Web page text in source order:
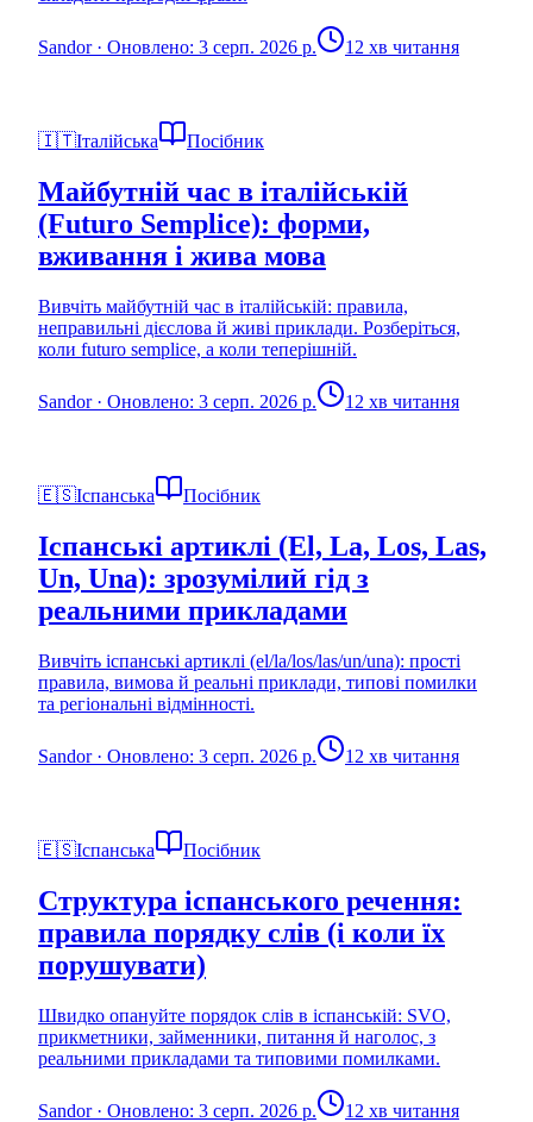
Sandor· Оновлено: 3 серп. 2026 р. 12 хв читання
🇮🇹Італійська Посібник
Майбутній час в італійській
(Futuro Semplice): форми,
вживання і жива мова
Вивчіть майбутній час в італійській: правила,
неправильні дієслова й живі приклади. Розберіться,
коли futuro semplice, а коли теперішній.
Sandor· Оновлено: 3 серп. 2026 р. 12 хв читання
🇪🇸Іспанська Посібник
Іспанські артиклі (El, La, Los, Las,
Un, Una): зрозумілий гід з
реальними прикладами
Вивчіть іспанські артиклі (el/la/los/las/un/una): прості
правила, вимова й реальні приклади, типові помилки
та регіональні відмінності.
Sandor· Оновлено: 3 серп. 2026 р. 12 хв читання
🇪🇸Іспанська Посібник
Структура іспанського речення:
правила порядку слів (і коли їх
порушувати)
Швидко опануйте порядок слів в іспанській: SVO,
прикметники, займенники, питання й наголос, з
реальними прикладами та типовими помилками.
Sandor· Оновлено: 3 серп. 2026 р. 12 хв читання